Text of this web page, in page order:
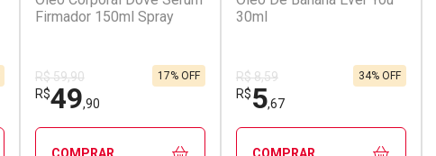
Firmador 150ml Spray
R$ 59,90
R$49,90
17% OFF
COMPRAR
30ml
R$ 8,59
R$5,67
34% OFF
COMPRAR